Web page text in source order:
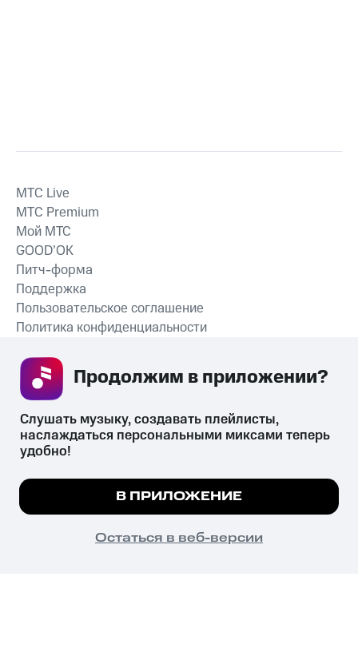
СКАЧАТЬ ПРИЛОЖЕНИЕ
MTС Live
MTС Premium
Мой МТС
GOOD’OK
Питч-форма
Поддержка
Пользовательское соглашение
Политика конфиденциальности
психотропных веществ, их аналогов причиняет вред здоровью,
их незаконный оборот запрещён и влечёт установленную
законодательством ответственность.
© 2026 ООО «КИОН».
Все права защищены
Мы используем куки, чтобы на сайте все
Подробнее
ПОНЯТНО
Слушать музыку, создавать плейлисты,
наслаждаться персональными миксами теперь
удобно!
В ПРИЛОЖЕНИЕ
Остаться в веб-версии